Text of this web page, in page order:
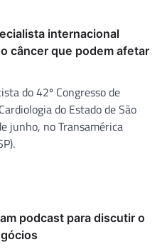
internacional
câncer que podem afetar
do 42º Congresso de
do Estado de São
junho, no Transamérica
podcast para discutir o